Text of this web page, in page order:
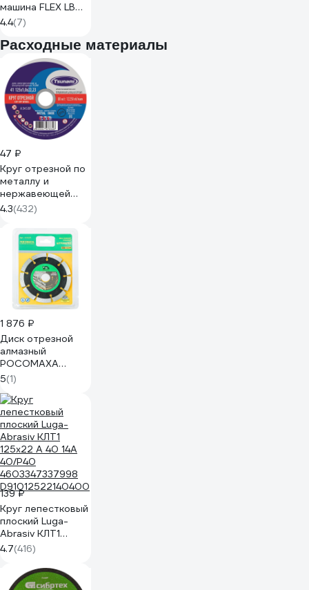
машина FLEX LB
17-11 125 230/CEE
447625
4.4(7)
Расходные материалы
47 ₽
Круг отрезной по
металлу и
нержавеющей
стали (125х1,0х22
мм, A 54 S BF L)
Tsunami
D16101251022000
4.3(432)
1 876 ₽
Диск отрезной
алмазный
РОСОМАХА
ШТРОБОРЕЗ
125х6.4 мм 110125
5(1)
139 ₽
Круг лепестковый
плоский Luga-
Abrasiv КЛТ1
125х22 А 40 14А
40/Р40
4603347337998
D91012522140400
4.7(416)